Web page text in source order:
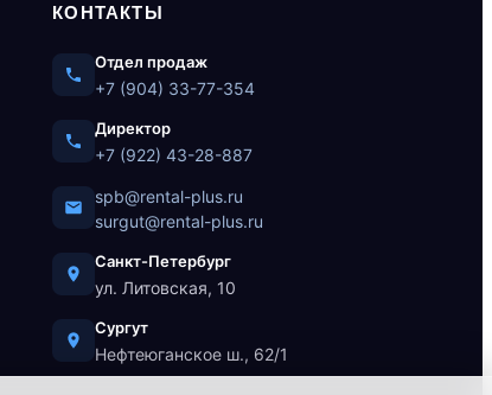
КОНТАКТЫ
Отдел продаж
+7 (904) 33-77-354
Директор
+7 (922) 43-28-887
spb@rental-plus.ru
surgut@rental-plus.ru
Санкт-Петербург
ул. Литовская, 10
Сургут
Нефтеюганское ш., 62/1